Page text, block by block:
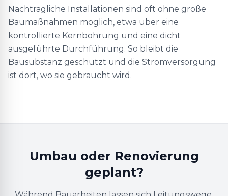
Nachträgliche Installationen sind oft ohne große
Baumaßnahmen möglich, etwa über eine
kontrollierte Kernbohrung und eine dicht
ausgeführte Durchführung. So bleibt die
Bausubstanz geschützt und die Stromversorgung
ist dort, wo sie gebraucht wird.
Umbau oder Renovierung
geplant?